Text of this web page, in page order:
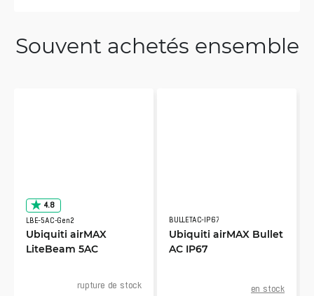
Souvent achetés ensemble
4.8
LBE-5AC-Gen2
Ubiquiti airMAX
LiteBeam 5AC
rupture de stock
BULLETAC-IP67
Ubiquiti airMAX Bullet
AC IP67
en stock